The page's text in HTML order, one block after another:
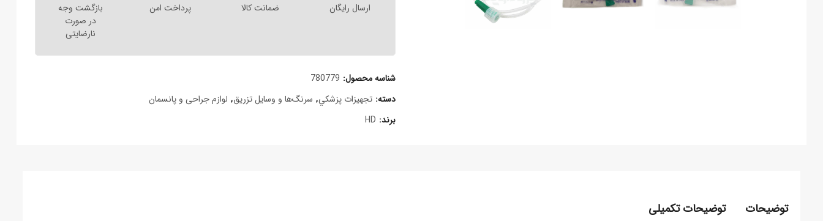
ارسال رایگان ضمانت کالا پرداخت امن
بازگشت وجه
در صورت
نارضایتی
شناسه محصول: 780779
دسته: تجهيزات پزشکي, سرنگ‌ها و وسایل تزریق, لوازم جراحی و پانسمان
برند: HD
توضیحات توضیحات تکمیلی